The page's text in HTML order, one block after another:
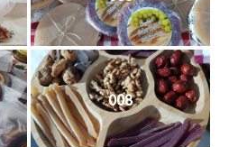
006
008